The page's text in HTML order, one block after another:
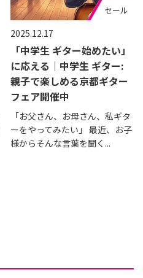
2025.12.17
「中学生 ギター始めたい」
に応える｜中学生 ギター:
親子で楽しめる京都ギター
フェア開催中
「お父さん、お母さん、私ギタ
ーをやってみたい」 最近、お子
様からそんな言葉を聞く...
セール